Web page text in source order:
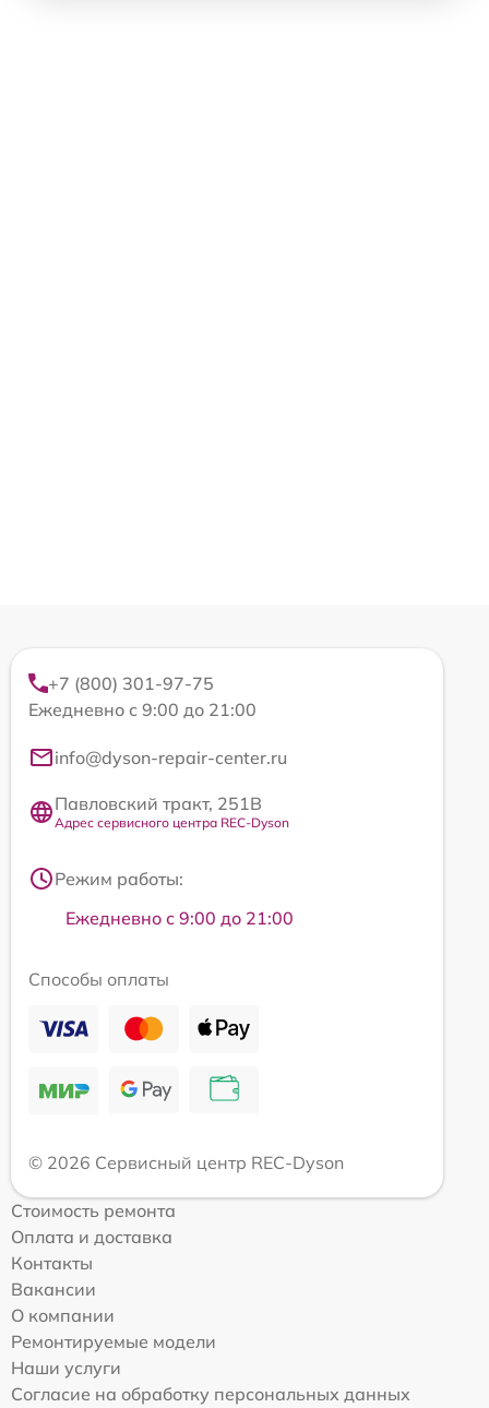
+7 (800) 301-97-75
Ежедневно с 9:00 до 21:00
info@dyson-repair-center.ru
Павловский тракт, 251В
Адрес сервисного центра REC-Dyson
Режим работы:
Ежедневно с 9:00 до 21:00
Способы оплаты
© 2026 Сервисный центр REC-Dyson
Стоимость ремонта
Оплата и доставка
Контакты
Вакансии
О компании
Ремонтируемые модели
Наши услуги
Согласие на обработку персональных данных